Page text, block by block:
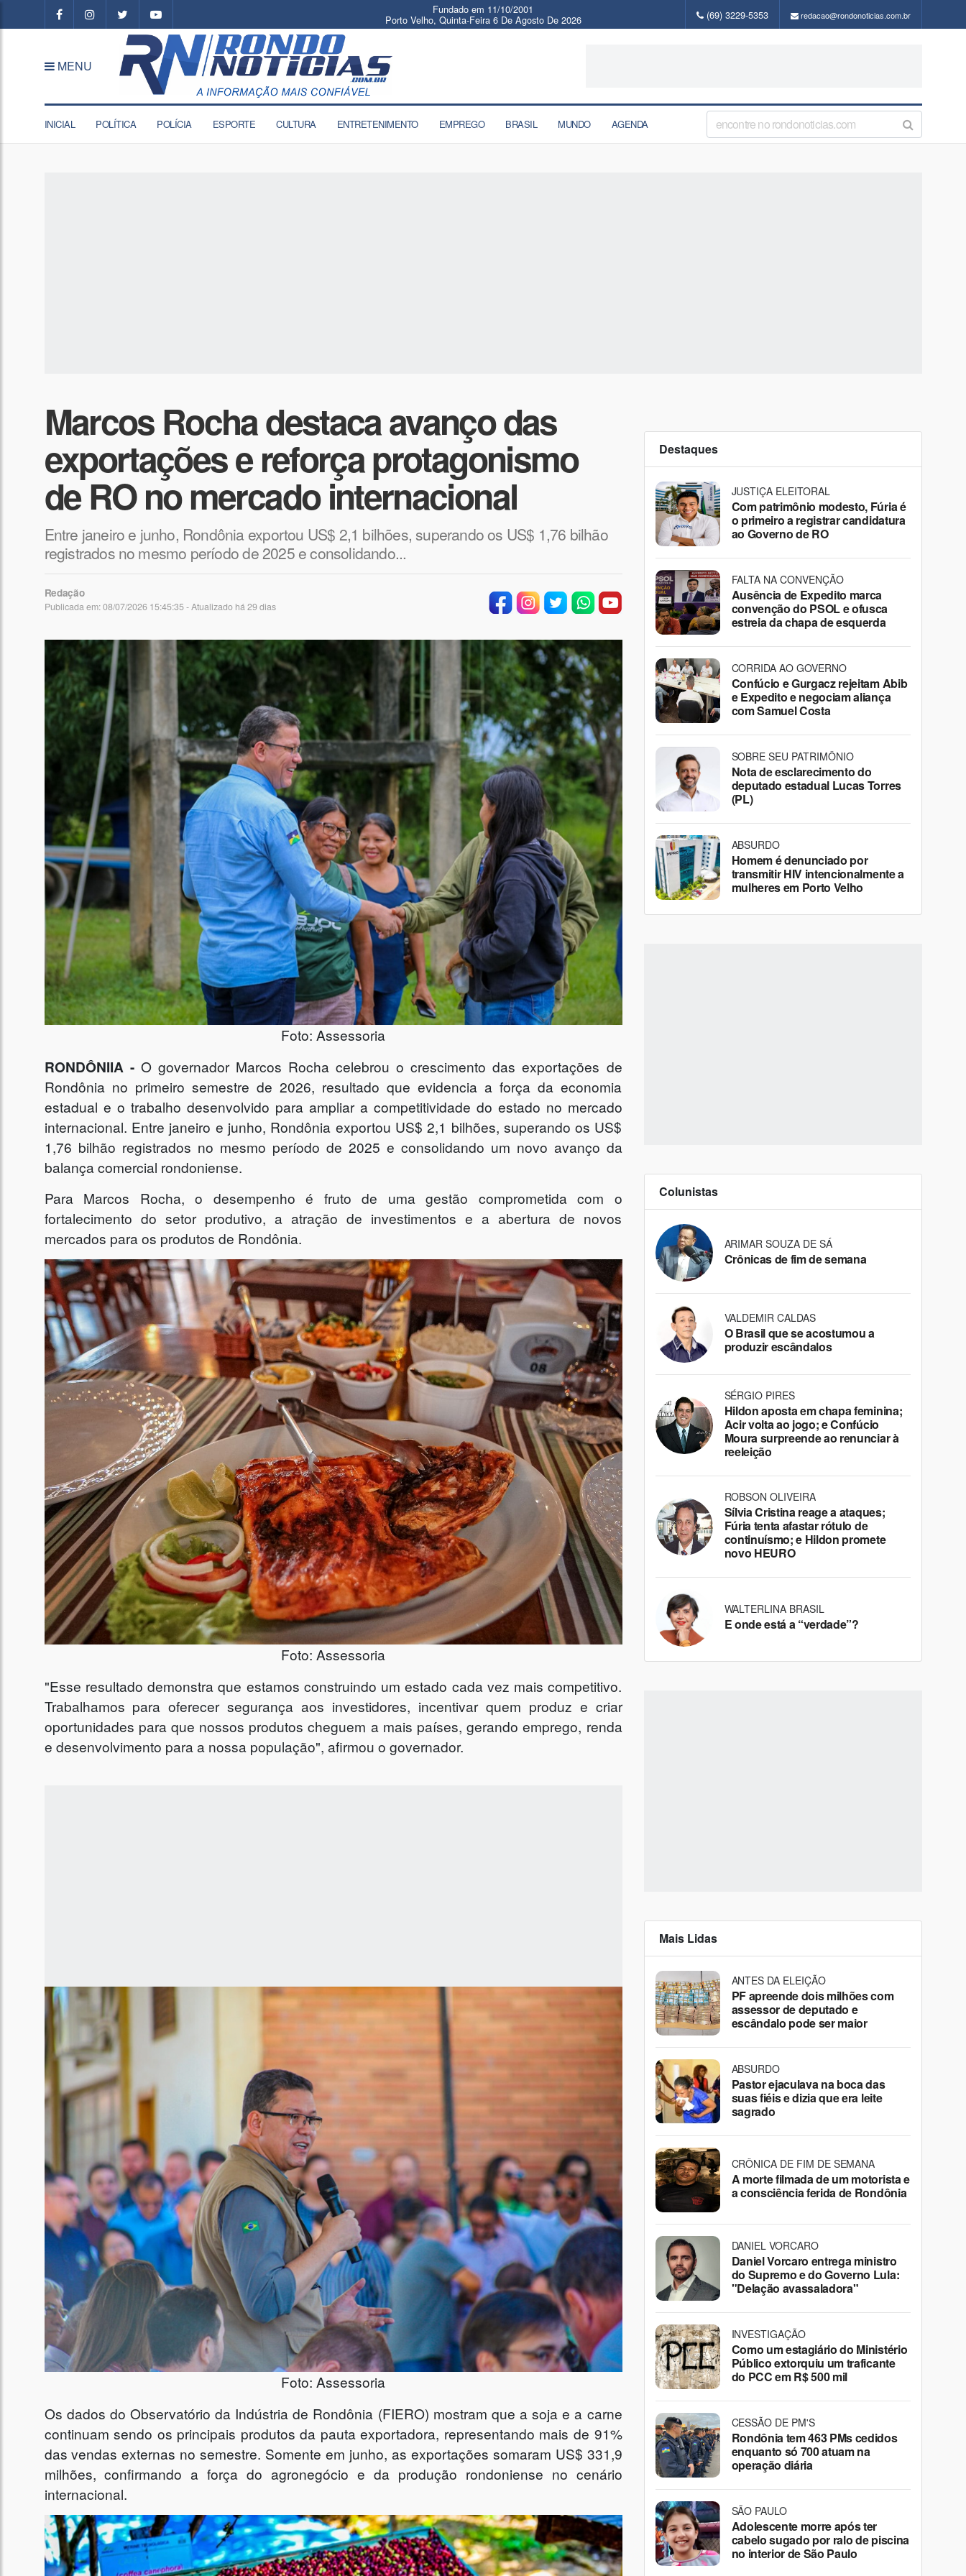
Fundado em 11/10/2001
Porto Velho, Quinta-Feira 6 De Agosto De 2026 (69) 3229-5353 redacao@rondonoticias.com.br
MENU
INICIAL POLÍTICA POLÍCIA ESPORTE CULTURA ENTRETENIMENTO EMPREGO BRASIL MUNDO AGENDA
Marcos Rocha destaca avanço das
exportações e reforça protagonismo
de RO no mercado internacional
Entre janeiro e junho, Rondônia exportou US$ 2,1 bilhões, superando os US$ 1,76 bilhão
registrados no mesmo período de 2025 e consolidando...
Redação
Publicada em: 08/07/2026 15:45:35 - Atualizado há 29 dias
Foto: Assessoria
RONDÔNIIA - O governador Marcos Rocha celebrou o crescimento das exportações de
Rondônia no primeiro semestre de 2026, resultado que evidencia a força da economia
estadual e o trabalho desenvolvido para ampliar a competitividade do estado no mercado
internacional. Entre janeiro e junho, Rondônia exportou US$ 2,1 bilhões, superando os US$
1,76 bilhão registrados no mesmo período de 2025 e consolidando um novo avanço da
balança comercial rondoniense.
Para Marcos Rocha, o desempenho é fruto de uma gestão comprometida com o
fortalecimento do setor produtivo, a atração de investimentos e a abertura de novos
mercados para os produtos de Rondônia.
Foto: Assessoria
"Esse resultado demonstra que estamos construindo um estado cada vez mais competitivo.
Trabalhamos para oferecer segurança aos investidores, incentivar quem produz e criar
oportunidades para que nossos produtos cheguem a mais países, gerando emprego, renda
e desenvolvimento para a nossa população", afirmou o governador.
Foto: Assessoria
Os dados do Observatório da Indústria de Rondônia (FIERO) mostram que a soja e a carne
continuam sendo os principais produtos da pauta exportadora, representando mais de 91%
das vendas externas no semestre. Somente em junho, as exportações somaram US$ 331,9
milhões, confirmando a força do agronegócio e da produção rondoniense no cenário
internacional.
Destaques
JUSTIÇA ELEITORAL
Com patrimônio modesto, Fúria é
o primeiro a registrar candidatura
ao Governo de RO
FALTA NA CONVENÇÃO
Ausência de Expedito marca
convenção do PSOL e ofusca
estreia da chapa de esquerda
CORRIDA AO GOVERNO
Confúcio e Gurgacz rejeitam Abib
e Expedito e negociam aliança
com Samuel Costa
SOBRE SEU PATRIMÔNIO
Nota de esclarecimento do
deputado estadual Lucas Torres
(PL)
ABSURDO
Homem é denunciado por
transmitir HIV intencionalmente a
mulheres em Porto Velho
Colunistas
ARIMAR SOUZA DE SÁ
Crônicas de fim de semana
VALDEMIR CALDAS
O Brasil que se acostumou a
produzir escândalos
SÉRGIO PIRES
Hildon aposta em chapa feminina;
Acir volta ao jogo; e Confúcio
Moura surpreende ao renunciar à
reeleição
ROBSON OLIVEIRA
Sílvia Cristina reage a ataques;
Fúria tenta afastar rótulo de
continuísmo; e Hildon promete
novo HEURO
WALTERLINA BRASIL
E onde está a “verdade”?
Mais Lidas
ANTES DA ELEIÇÃO
PF apreende dois milhões com
assessor de deputado e
escândalo pode ser maior
ABSURDO
Pastor ejaculava na boca das
suas fiéis e dizia que era leite
sagrado
CRÔNICA DE FIM DE SEMANA
A morte filmada de um motorista e
a consciência ferida de Rondônia
DANIEL VORCARO
Daniel Vorcaro entrega ministro
do Supremo e do Governo Lula:
"Delação avassaladora"
INVESTIGAÇÃO
Como um estagiário do Ministério
Público extorquiu um traficante
do PCC em R$ 500 mil
CESSÃO DE PM'S
Rondônia tem 463 PMs cedidos
enquanto só 700 atuam na
operação diária
SÃO PAULO
Adolescente morre após ter
cabelo sugado por ralo de piscina
no interior de São Paulo